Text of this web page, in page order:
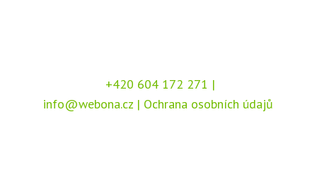
+420 604 172 271 |
info@webona.cz | Ochrana osobních údajů